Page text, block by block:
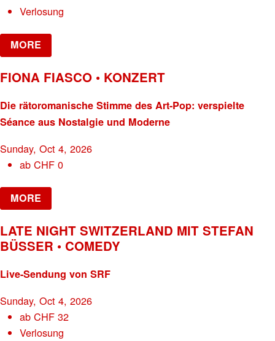
Verlosung
MORE
FIONA FIASCO • KONZERT
Die rätoromanische Stimme des Art-Pop: verspielte
Séance aus Nostalgie und Moderne
Sunday, Oct 4, 2026
abCHF 0
MORE
LATE NIGHT SWITZERLAND MIT STEFAN
BÜSSER • COMEDY
Live-Sendung von SRF
Sunday, Oct 4, 2026
abCHF 32
Verlosung